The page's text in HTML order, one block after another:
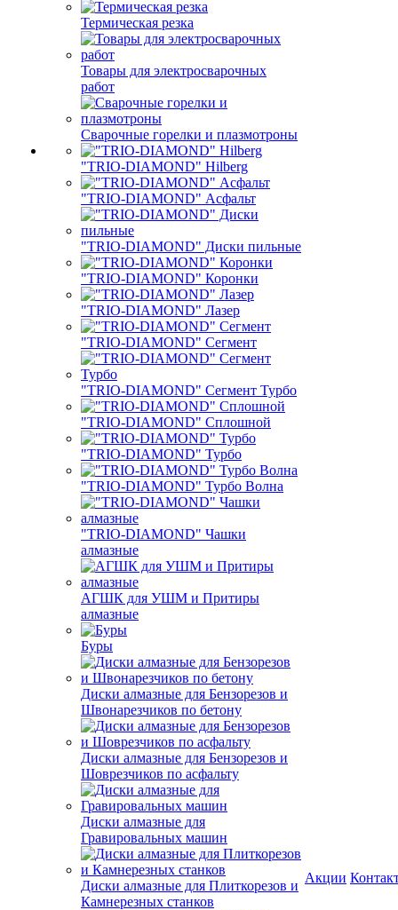
Термическая резка
Товары для электросварочных
работ
Сварочные горелки и плазмотроны
"TRIO-DIAMOND" Hilberg
"TRIO-DIAMOND" Асфальт
"TRIO-DIAMOND" Диски пильные
"TRIO-DIAMOND" Коронки
"TRIO-DIAMOND" Лазер
"TRIO-DIAMOND" Сегмент
"TRIO-DIAMOND" Сегмент Турбо
"TRIO-DIAMOND" Сплошной
"TRIO-DIAMOND" Турбо
"TRIO-DIAMOND" Турбо Волна
"TRIO-DIAMOND" Чашки
алмазные
АГШК для УШМ и Притиры
алмазные
Буры
Диски алмазные для Бензорезов и
Швонарезчиков по бетону
Диски алмазные для Бензорезов и
Шоврезчиков по асфальту
Диски алмазные для
Гравировальных машин
Диски алмазные для Плиткорезов и
Камнерезных станков
Акции